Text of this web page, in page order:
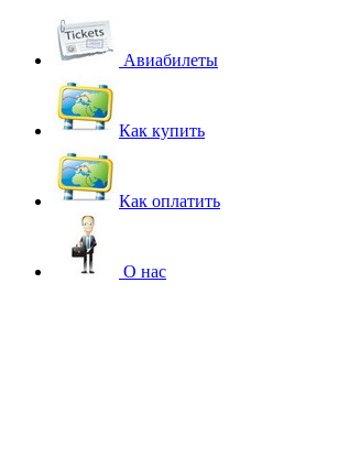
Авиабилеты
Как купить
Как оплатить
О нас